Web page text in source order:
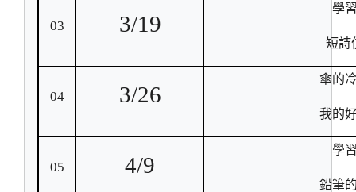
03 3/19
學
短詩
04 3/26
傘的
我的
05 4/9
學
鉛筆